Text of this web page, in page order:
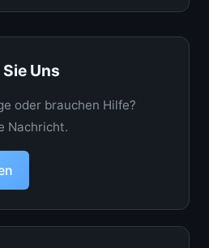
Uns
oder brauchen Hilfe?
Nachricht.